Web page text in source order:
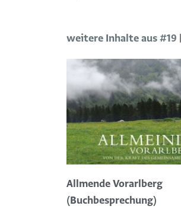
weitere Inhalte aus #19
Allmende Vorarlberg
(Buchbesprechung)